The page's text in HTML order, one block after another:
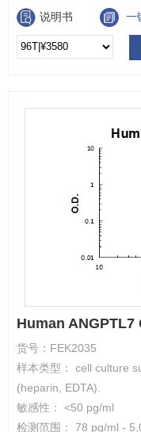
说明书
一
Human
货号： FEK2035
样本类型： cell culture
(heparin, EDTA).
敏感性： <50 pg/ml
检测范围： 78 pg/ml -